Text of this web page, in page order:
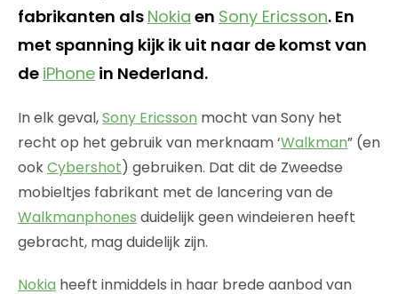
fabrikanten als Nokia en Sony Ericsson. En
met spanning kijk ik uit naar de komst van
de iPhone in Nederland.
In elk geval,Sony Ericsson mocht van Sony het
recht op het gebruik van merknaam ‘Walkman” (en
ookCybershot) gebruiken. Dat dit de Zweedse
mobieltjes fabrikant met de lancering van de
Walkmanphones duidelijk geen windeieren heeft
gebracht, mag duidelijk zijn.
Nokia heeft inmiddels in haar brede aanbod van